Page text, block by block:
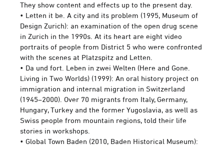
They show content and effects up to the present day.
• Letten it be. A city and its problem (1995, Museum of
Design Zurich): an examination of the open drug scene
in Zurich in the 1990s. At its heart are eight video
portraits of people from District 5 who were confronted
with the scenes at Platzspitz and Letten.
• Da und fort. Leben in zwei Welten (Here and Gone.
Living in Two Worlds) (1999): An oral history project on
immigration and internal migration in Switzerland
(1945–2000). Over 70 migrants from Italy, Germany,
Hungary, Turkey and the former Yugoslavia, as well as
Swiss people from mountain regions, told their life
stories in workshops.
• Global Town Baden (2010, Baden Historical Museum):